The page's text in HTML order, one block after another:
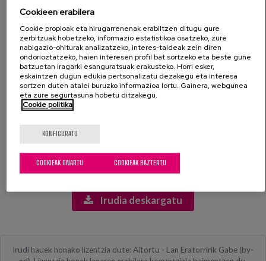
Irudiak ile urdindun emakume nagusi bat erakusten du, aire
libreko mahaian eserita irribarre adeitsu batekin. Lore-
estanpadun blusa iluna darama eta bizikidetza une atsegin bat
bizitzen ari dela dirudi. Mahaiak ondo hornituta dago: platerak,
edalontziak eta janari askotarikoak, fruta barne. Atzean
paisaia berde bat ikus daiteke, giro natural eta lasaia adieraziz.
Inguruan beste pertsona batzuk lausotuta ageri dira, uneak
berotasun eta komunitate kutsua hartuz. Argi leuna da eta giro
atsegin eta goxoa sortzen du.
Etiquetas:
paisai, natura, aire libreko ingurunea, bizikidetza, berotasuna
Irudia deskargatu
Irudi hauek honako lizentzia dute: Aitortu - Lan Eratorririk Gabe (by-
Cookieen erabilera
Cookie propioak eta hirugarrenenak erabiltzen ditugu gure
zerbitzuak hobetzeko, informazio estatistikoa osatzeko, zure
nabigazio-ohiturak analizatzeko, interes-taldeak zein diren
ondorioztatzeko, haien interesen profil bat sortzeko eta beste gune
batzuetan iragarki esanguratsuak erakusteko. Horri esker,
eskaintzen dugun edukia pertsonalizatu dezakegu eta interesa
sortzen duten atalei buruzko informazioa lortu. Gainera, webgunea
eta zure segurtasuna hobetu ditzakegu.
Cookie politika
KONFIGURATU
COOKIEAK BAZTERTU
COOKIEAK ONARTU